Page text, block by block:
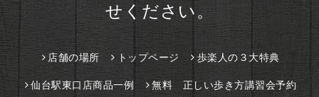
せください。
店舗の場所 トップページ 歩楽人の３大特典
仙台駅東口店商品一例 無料 正しい歩き方講習会予約